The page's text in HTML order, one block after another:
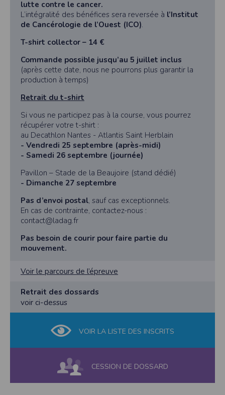
lutte contre le cancer.
L’intégralité des bénéfices sera reversée à l’Institut
de Cancérologie de l’Ouest (ICO).
T-shirt collector – 14 €
Commande possible jusqu’au 5 juillet inclus
(après cette date, nous ne pourrons plus garantir la
production à temps)
Retrait du t-shirt
Si vous ne participez pas à la course, vous pourrez
récupérer votre t-shirt :
au Decathlon Nantes - Atlantis Saint Herblain
- Vendredi 25 septembre (après-midi)
- Samedi 26 septembre (journée)
Pavillon – Stade de la Beaujoire (stand dédié)
- Dimanche 27 septembre
Pas d’envoi postal, sauf cas exceptionnels.
En cas de contrainte, contactez-nous :
contact@ladag.fr
Pas besoin de courir pour faire partie du
mouvement.
Voir le parcours de l’épreuve
Retrait des dossards
voir ci-dessus
VOIR LA LISTE DES INSCRITS
CESSION DE DOSSARD